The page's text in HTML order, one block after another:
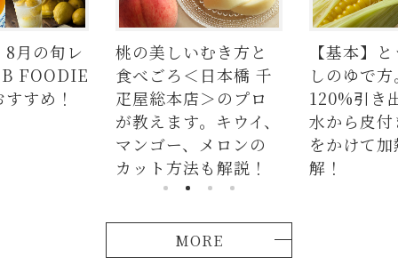
月の旬レ
FOODIE
すめ！
桃の美しいむき方と
食べごろ＜日本橋 千
疋屋総本店＞のプロ
が教えます。キウイ、
マンゴー、メロンの
カット方法も解説！
【基本】
しのゆで
120%引き
水から皮付
をかけて加
解！
MORE